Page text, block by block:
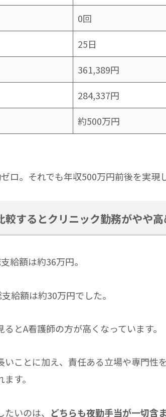
0回
25日
361,389円
284,337円
約500万円
ロ。それでも年収500万円前後を実現
較するとクリニック勤務がやや高
給額は約36万円。
給額は約30万円でした。
るとA看護師の方が高くなっています。
いことに加え、責任ある立場や専門性
す。
いのは、 どちらも夜勤手当が一切含